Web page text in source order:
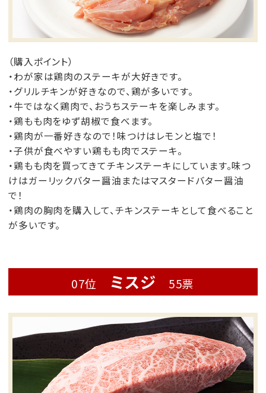
（購入ポイント）
・わが家は鶏肉のステーキが大好きです。
・グリルチキンが好きなので、鶏が多いです。
・牛ではなく鶏肉で、おうちステーキを楽しみます。
・鶏もも肉をゆず胡椒で食べます。
・鶏肉が一番好きなので！味つけはレモンと塩で！
・子供が食べやすい鶏もも肉でステーキ。
・鶏もも肉を買ってきてチキンステーキにしています。味つ
けはガーリックバター醤油またはマスタードバター醤油
で！
・鶏肉の胸肉を購入して、チキンステーキとして食べること
が多いです。
07位 ミスジ 55票